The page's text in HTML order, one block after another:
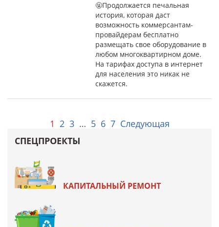
🤬Продолжается печальная
история, которая даст
возможность коммерсантам-
провайдерам бесплатно
размещать свое оборудование в
любом многоквартирном доме.
На тарифах доступа в интернет
для населения это никак не
скажется.
1 2 3 … 5 6 7 Следующая
СПЕЦПРОЕКТЫ
КАПИТАЛЬНЫЙ РЕМОНТ